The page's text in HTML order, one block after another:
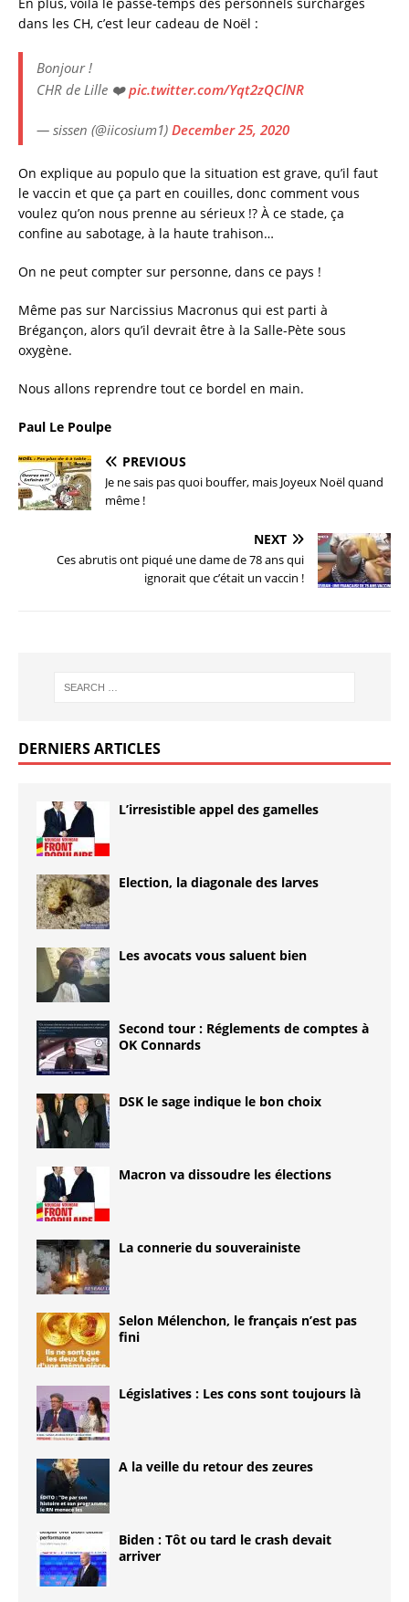
dans les CH, c’est leur cadeau de Noël :
Bonjour !
CHR de Lille ❤️pic.twitter.com/Yqt2zQClNR
— sissen (@iicosium1) December 25, 2020
On explique au populo que la situation est grave, qu’il faut
le vaccin et que ça part en couilles, donc comment vous
voulez qu’on nous prenne au sérieux !? À ce stade, ça
confine au sabotage, à la haute trahison…
On ne peut compter sur personne, dans ce pays !
Même pas sur Narcissius Macronus qui est parti à
Brégançon, alors qu’il devrait être à la Salle-Pète sous
oxygène.
Nous allons reprendre tout ce bordel en main.
Paul Le Poulpe
PREVIOUS
Je ne sais pas quoi bouffer, mais Joyeux Noël quand
même !
NEXT
Ces abrutis ont piqué une dame de 78 ans qui
ignorait que c’était un vaccin !
DERNIERS ARTICLES
L’irresistible appel des gamelles
Election, la diagonale des larves
Les avocats vous saluent bien
Second tour : Réglements de comptes à
OK Connards
DSK le sage indique le bon choix
Macron va dissoudre les élections
La connerie du souverainiste
Selon Mélenchon, le français n’est pas
fini
Législatives : Les cons sont toujours là
A la veille du retour des zeures
Biden : Tôt ou tard le crash devait
arriver